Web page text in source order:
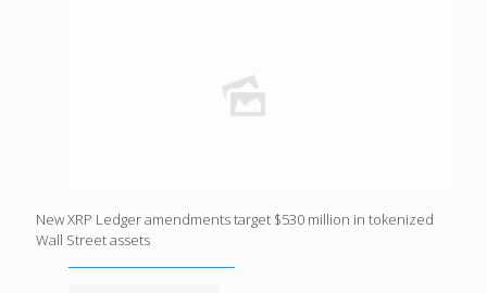
New XRP Ledger amendments target $530 million in tokenized
Wall Street assets